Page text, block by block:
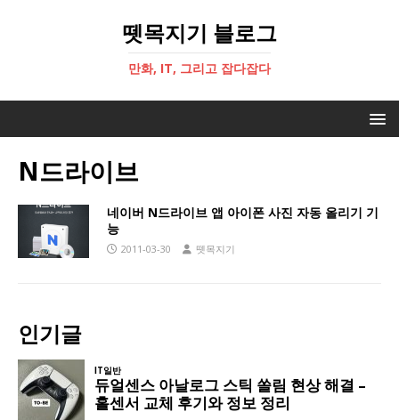
뗏목지기 블로그
만화, IT, 그리고 잡다잡다
N드라이브
네이버 N드라이브 앱 아이폰 사진 자동 올리기 기
능
2011-03-30 뗏목지기
인기글